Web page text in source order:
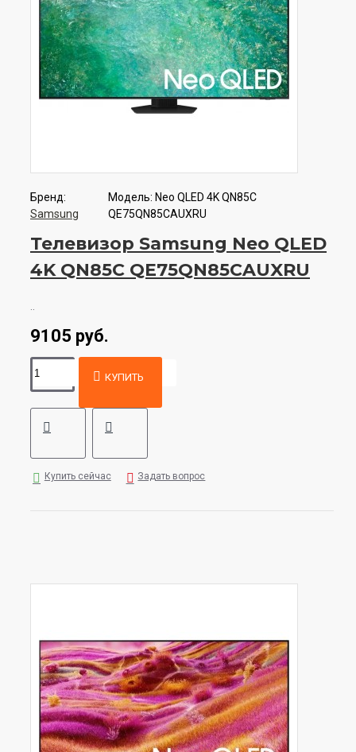
Бренд:
Samsung
Модель: Neo QLED 4K QN85C
QE75QN85CAUXRU
Телевизор Samsung Neo QLED
4K QN85C QE75QN85CAUXRU
9105 руб.
КУПИТЬ
Купить сейчас Задать вопрос